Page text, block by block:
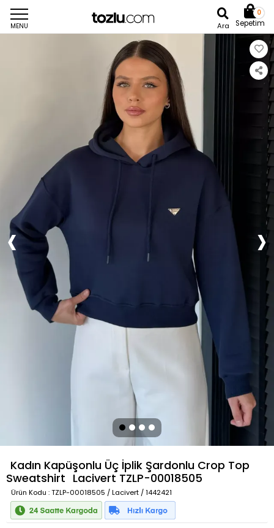
MENU Ara
0
Sepetim
Kadın Kapüşonlu Üç İplik Şardonlu Crop Top
Sweatshirt Lacivert TZLP-00018505
Ürün Kodu : TZLP-00018505 / Lacivert / 1442421